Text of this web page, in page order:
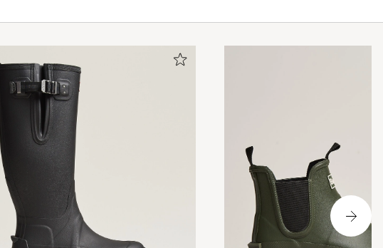
måter er svært god. Den
støvler jeg har fra
rask og god
nå! For meg har dette
Rune Knoff